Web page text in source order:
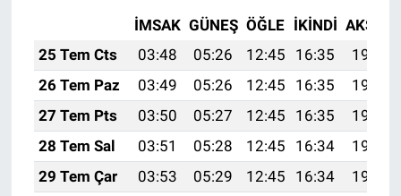
İMSAK GÜNEŞ ÖĞLE İKINDI AKŞAM
25 Tem Cts
03:48 05:26 12:45 16:35
19:55
26 Tem Paz
03:49 05:26 12:45 16:35
19:54
27 Tem Pts
03:50 05:27 12:45 16:35
19:53
28 Tem Sal
03:51 05:28 12:45 16:34
19:53
29 Tem Çar
03:53 05:29 12:45 16:34
19:52